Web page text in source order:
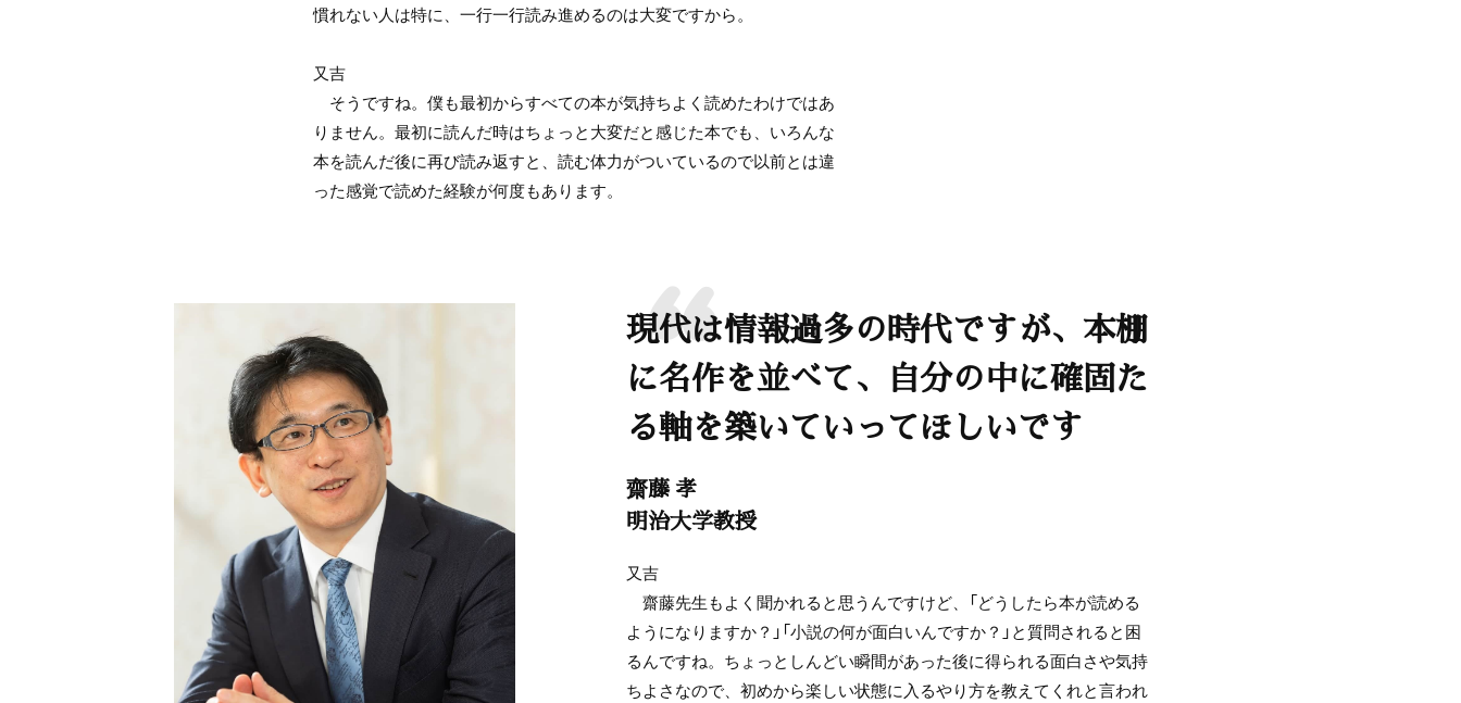
慣れない人は特に、一行一行読み進めるのは大変ですから。
又吉
そうですね。僕も最初からすべての本が気持ちよく読めたわけではあ
りません。最初に読んだ時はちょっと大変だと感じた本でも、いろんな
本を読んだ後に再び読み返すと、読む体力がついているので以前とは違
った感覚で読めた経験が何度もあります。
現代は情報過多の時代ですが、本棚
に名作を並べて、自分の中に確固た
る軸を築いていってほしいです
齋藤 孝
明治大学教授
又吉
齋藤先生もよく聞かれると思うんですけど、「どうしたら本が読める
ようになりますか？」「小説の何が面白いんですか？」と質問されると困
るんですね。ちょっとしんどい瞬間があった後に得られる面白さや気持
ちよさなので、初めから楽しい状態に入るやり方を教えてくれと言われ